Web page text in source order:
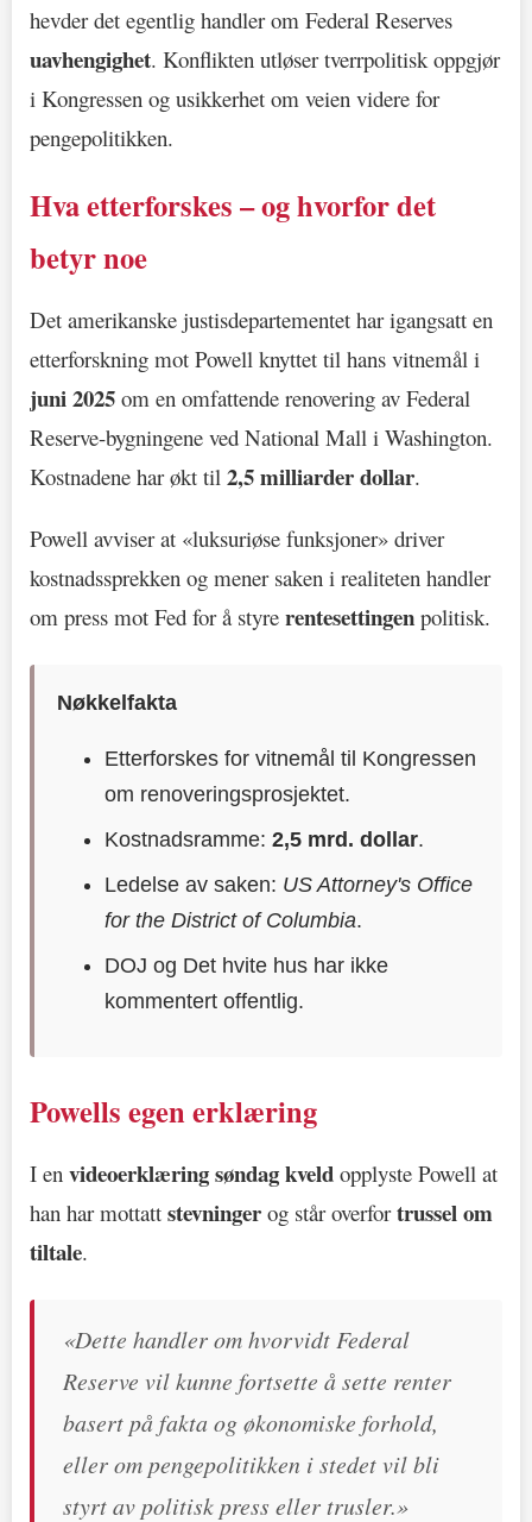
hevder det egentlig handler om Federal Reserves
uavhengighet. Konflikten utløser tverrpolitisk oppgjør
i Kongressen og usikkerhet om veien videre for
pengepolitikken.
Hva etterforskes – og hvorfor det
betyr noe
Det amerikanske justisdepartementet har igangsatt en
etterforskning mot Powell knyttet til hans vitnemål i
juni 2025 om en omfattende renovering av Federal
Reserve-bygningene ved National Mall i Washington.
Kostnadene har økt til 2,5 milliarder dollar.
Powell avviser at «luksuriøse funksjoner» driver
kostnadssprekken og mener saken i realiteten handler
om press mot Fed for å styre rentesettingen politisk.
Nøkkelfakta
Etterforskes for vitnemål til Kongressen
om renoveringsprosjektet.
Kostnadsramme:2,5 mrd. dollar.
Ledelse av saken: US Attorney's Office
for the District of Columbia.
DOJ og Det hvite hus har ikke
kommentert offentlig.
Powells egen erklæring
I en videoerklæring søndag kveld opplyste Powell at
han har mottatt stevninger og står overfortrussel om
tiltale.
«Dette handler om hvorvidt Federal
Reserve vil kunne fortsette å sette renter
basert på fakta og økonomiske forhold,
eller om pengepolitikken i stedet vil bli
styrt av politisk press eller trusler.»